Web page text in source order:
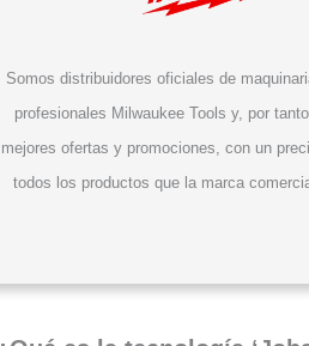
Somos distribuidores oficiales de
profesionales Milwaukee Tools y, por
mejores ofertas y promociones, con un
todos los productos que la marca